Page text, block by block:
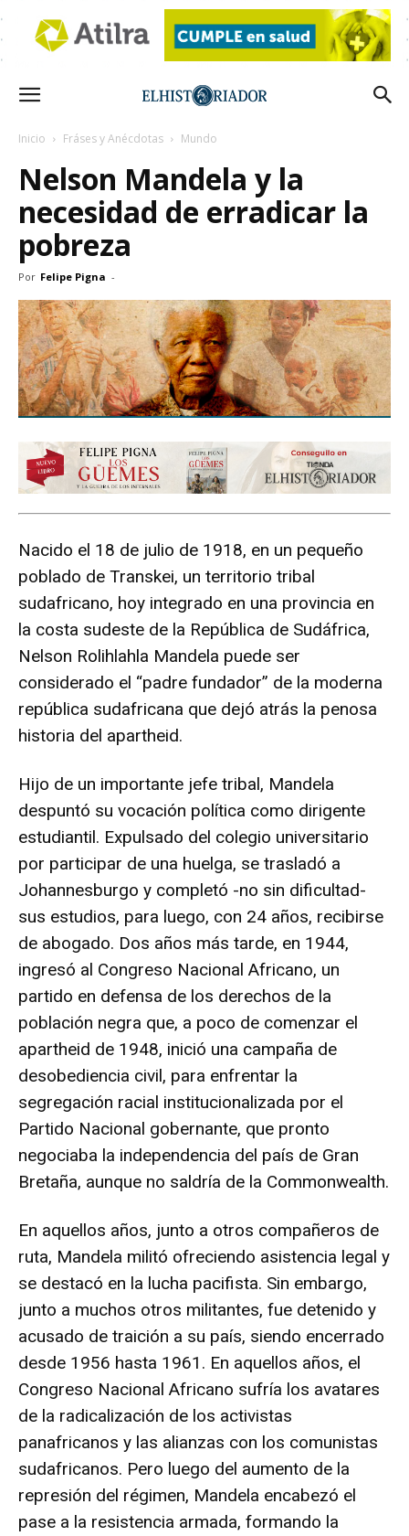
Inicio Fráses y Anécdotas Mundo
Nelson Mandela y la
necesidad de erradicar la
pobreza
Por Felipe Pigna -
Nacido el 18 de julio de 1918, en un pequeño
poblado de Transkei, un territorio tribal
sudafricano, hoy integrado en una provincia en
la costa sudeste de la República de Sudáfrica,
Nelson Rolihlahla Mandela puede ser
considerado el “padre fundador” de la moderna
república sudafricana que dejó atrás la penosa
historia del apartheid.
Hijo de un importante jefe tribal, Mandela
despuntó su vocación política como dirigente
estudiantil. Expulsado del colegio universitario
por participar de una huelga, se trasladó a
Johannesburgo y completó -no sin dificultad-
sus estudios, para luego, con 24 años, recibirse
de abogado. Dos años más tarde, en 1944,
ingresó al Congreso Nacional Africano, un
partido en defensa de los derechos de la
población negra que, a poco de comenzar el
apartheid de 1948, inició una campaña de
desobediencia civil, para enfrentar la
segregación racial institucionalizada por el
Partido Nacional gobernante, que pronto
negociaba la independencia del país de Gran
Bretaña, aunque no saldría de la Commonwealth.
En aquellos años, junto a otros compañeros de
ruta, Mandela militó ofreciendo asistencia legal y
se destacó en la lucha pacifista. Sin embargo,
junto a muchos otros militantes, fue detenido y
acusado de traición a su país, siendo encerrado
desde 1956 hasta 1961. En aquellos años, el
Congreso Nacional Africano sufría los avatares
de la radicalización de los activistas
panafricanos y las alianzas con los comunistas
sudafricanos. Pero luego del aumento de la
represión del régimen, Mandela encabezó el
pase a la resistencia armada, formando la